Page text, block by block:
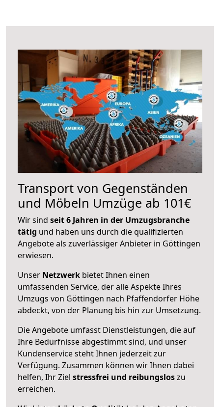
Transport von Gegenständen
und Möbeln Umzüge ab 101€
Wir sind seit 6 Jahren in der Umzugsbranche
tätig und haben uns durch die qualifizierten
Angebote als zuverlässiger Anbieter in Göttingen
erwiesen.
Unser Netzwerk bietet Ihnen einen
umfassenden Service, der alle Aspekte Ihres
Umzugs von Göttingen nach Pfaffendorfer Höhe
abdeckt, von der Planung bis hin zur Umsetzung.
Die Angebote umfasst Dienstleistungen, die auf
Ihre Bedürfnisse abgestimmt sind, und unser
Kundenservice steht Ihnen jederzeit zur
Verfügung. Zusammen können wir Ihnen dabei
helfen, Ihr Ziel stressfrei und reibungsloszu
erreichen.